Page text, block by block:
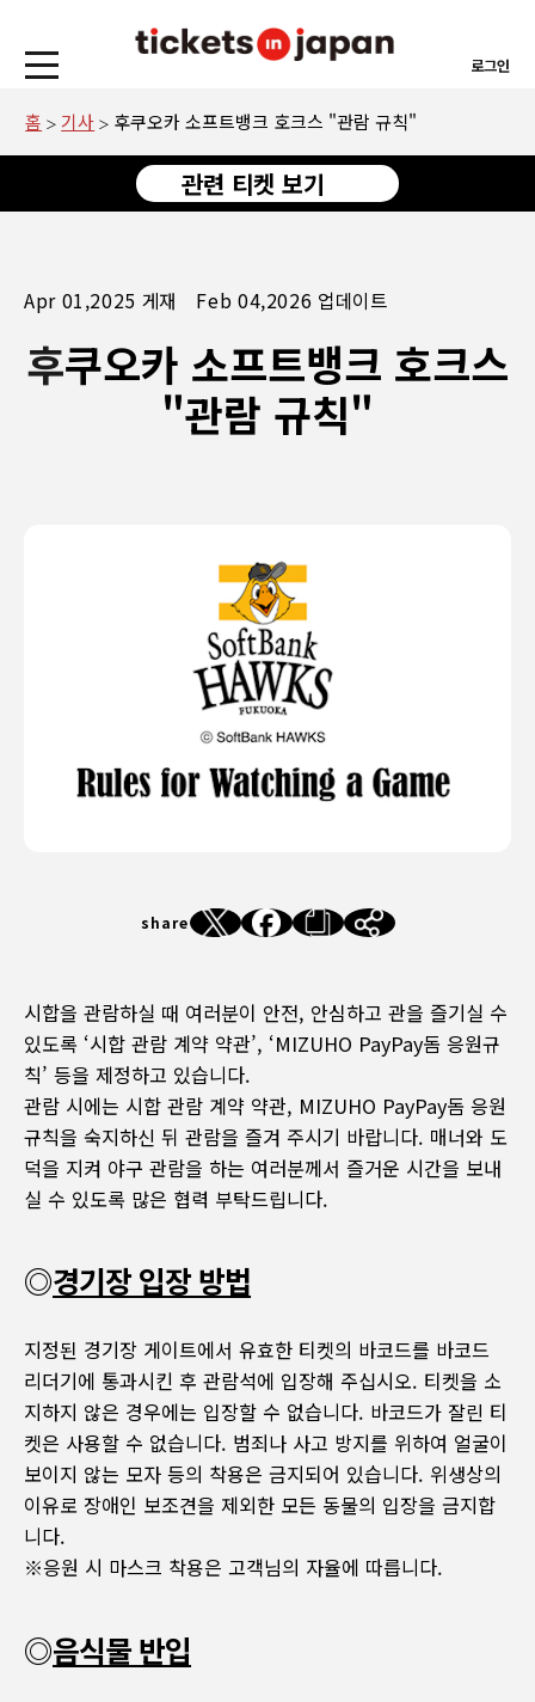
로그인
홈 기사 후쿠오카 소프트뱅크 호크스 "관람 규칙"
관련 티켓 보기
Apr 01,2025 게재 Feb 04,2026 업데이트
후쿠오카 소프트뱅크 호크스
"관람 규칙"
share
시합을 관람하실 때 여러분이 안전, 안심하고 관을 즐기실 수
있도록 ‘시합 관람 계약 약관’, ‘MIZUHO PayPay돔 응원규
칙’ 등을 제정하고 있습니다.
관람 시에는 시합 관람 계약 약관, MIZUHO PayPay돔 응원
규칙을 숙지하신 뒤 관람을 즐겨 주시기 바랍니다. 매너와 도
덕을 지켜 야구 관람을 하는 여러분께서 즐거운 시간을 보내
실 수 있도록 많은 협력 부탁드립니다.
◎경기장 입장 방법
지정된 경기장 게이트에서 유효한 티켓의 바코드를 바코드
리더기에 통과시킨 후 관람석에 입장해 주십시오. 티켓을 소
지하지 않은 경우에는 입장할 수 없습니다. 바코드가 잘린 티
켓은 사용할 수 없습니다. 범죄나 사고 방지를 위하여 얼굴이
보이지 않는 모자 등의 착용은 금지되어 있습니다. 위생상의
이유로 장애인 보조견을 제외한 모든 동물의 입장을 금지합
니다.
※응원 시 마스크 착용은 고객님의 자율에 따릅니다.
◎음식물 반입